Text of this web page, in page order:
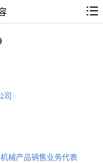
司
机械产品销售业务代表